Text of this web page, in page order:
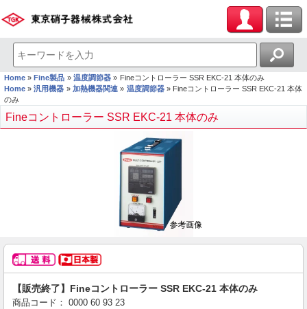
Home Fine製品 温度調節器
Fineコントローラー SSR EKC-21 本体のみ
Home
汎用機器 加熱機器関連 温度調節器
Fineコントローラー SSR EKC-21 本体
のみ
Fineコントローラー SSR EKC-21 本体のみ
【販売終了】Fineコントローラー SSR EKC-21 本体のみ
商品コード： 0000 60 93 23